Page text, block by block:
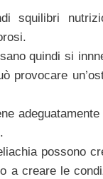
squilibri
quindi si
possono
a creare le